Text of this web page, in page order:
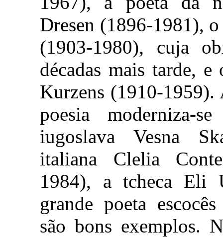
Dresen (1896-1981),
(1903-1980), cuja
décadas mais tarde,
Kurzens (1910-1959).
poesia moderniza-
iugoslava Vesna
italiana Clelia
1984), a tcheca Eli
grande poeta
são bons exemplos.